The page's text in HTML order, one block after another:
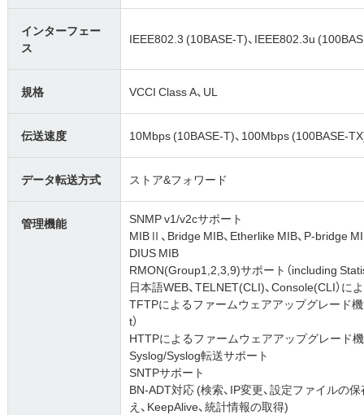
インターフェー
ス
IEEE802.3 (10BASE-T)、IEEE802.3u
規格 VCCI Class A、UL
伝送速度 10Mbps (10BASE-T)、100Mbps (100BASE-
データ転送方式 ストア&フォワード
管理機能
SNMP v1/v2cサポート
MIBⅡ、Bridge MIB、Etherlike MIB、P-bridge
DIUS MIB
RMON(Group1,2,3,9)サポート（including
日本語WEB、TELNET(CLI)、Console(CLI）に
TFTPによるファームウェアアップグレード
t）
HTTPによるファームウェアアップグレード機
Syslog/Syslog転送サポート
SNTPサポート
BN-ADT対応 (検索、IP変更、設定ファイルの
え、KeepAlive、統計情報の取得)